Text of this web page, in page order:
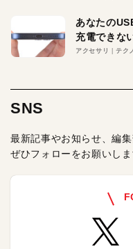
あなたの
充電できな
アクセサリ テク
SNS
最新記事やお知らせ、編
ぜひフォローをお願いしま